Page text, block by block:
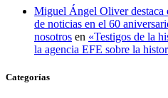
Miguel Ángel Oliver destaca
de noticias en el 60
nosotros en «Testigos de la
la agencia EFE sobre la
Categorías